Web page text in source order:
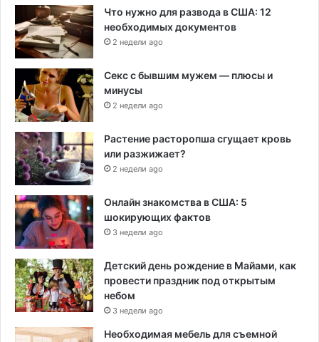
Что нужно для развода в США: 12
необходимых документов
2 недели ago
Секс с бывшим мужем — плюсы и
минусы
2 недели ago
Растение расторопша сгущает кровь
или разжижает?
2 недели ago
Онлайн знакомства в США: 5
шокирующих фактов
3 недели ago
Детский день рождение в Майами, как
провести праздник под открытым
небом
3 недели ago
Необходимая мебель для съемной